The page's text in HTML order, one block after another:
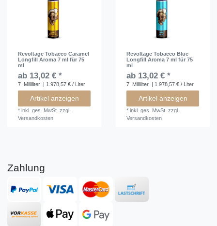
Revoltage Tobacco Caramel
Longfill Aroma 7 ml für 75
ml
ab 13,02 € *
7 Milliliter | 1.978,57 € / Liter
Artikel anzeigen
*inkl. ges. MwSt. zzgl.
Versandkosten
Revoltage Tobacco Blue
Longfill Aroma 7 ml für 75
ml
ab 13,02 € *
7 Milliliter | 1.978,57 € / Liter
Artikel anzeigen
*inkl. ges. MwSt. zzgl.
Versandkosten
Zahlung